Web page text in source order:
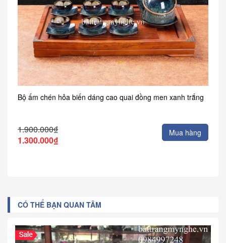
Bộ ấm chén hỏa biến dáng cao quai đồng men xanh trắng
1.900.000₫
1.300.000₫
Mua hàng
CÓ THỂ BẠN QUAN TÂM